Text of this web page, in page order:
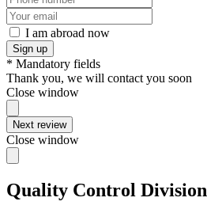
I am abroad now
Sign up
* Mandatory fields
Thank you, we will contact you soon
Close window
Next review
Close window
Quality Control Division